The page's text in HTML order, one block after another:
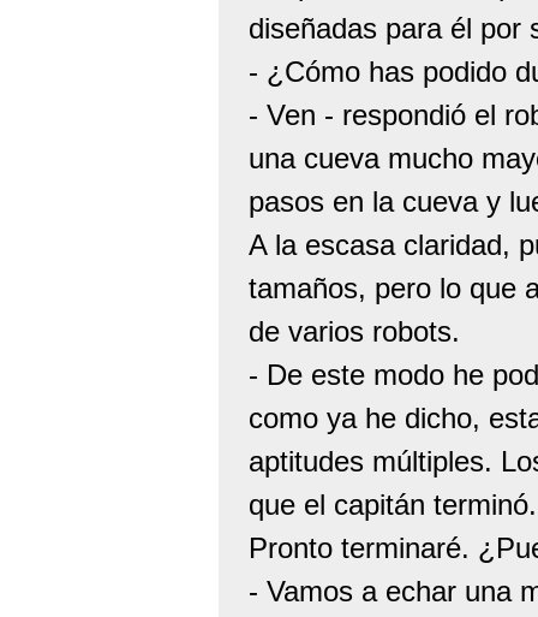
diseñadas para él por
- ¿Cómo has podido
- Ven - respondió el
una cueva mucho
pasos en la cueva y
A la escasa claridad,
tamaños, pero lo que
de varios robots.
- De este modo he
como ya he dicho,
aptitudes múltiples.
que el capitán
Pronto terminaré.
- Vamos a echar una